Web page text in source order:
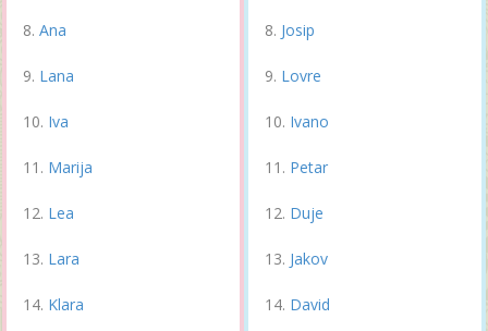
Ana
Lana
Iva
Marija
Lea
Lara
Klara
Josip
Lovre
Ivano
Petar
Duje
Jakov
David